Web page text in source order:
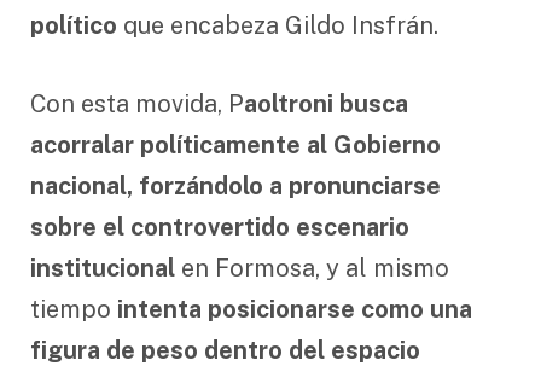
político que encabeza Gildo Insfrán.
Con esta movida, Paoltroni busca
acorralar políticamente al Gobierno
nacional, forzándolo a pronunciarse
sobre el controvertido escenario
institucional en Formosa, y al mismo
tiempo intenta posicionarse como una
figura de peso dentro del espacio